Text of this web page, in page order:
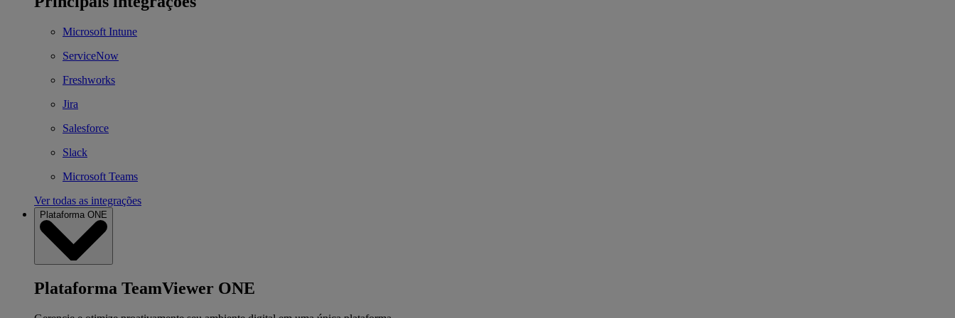
Microsoft Intune
ServiceNow
Freshworks
Jira
Salesforce
Slack
Microsoft Teams
Ver todas as integrações
Plataforma ONE
Plataforma TeamViewer ONE